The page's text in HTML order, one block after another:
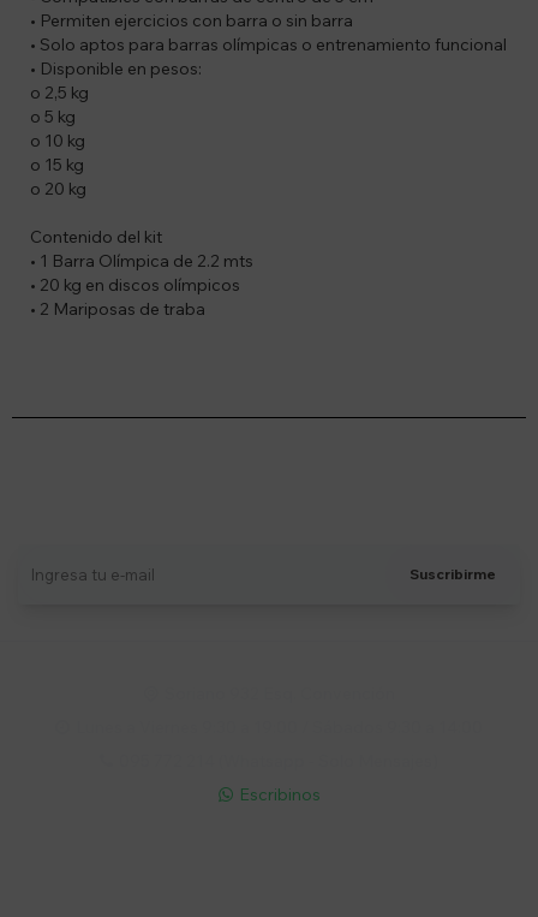
• Permiten ejercicios con barra o sin barra
• Solo aptos para barras olímpicas o entrenamiento funcional
• Disponible en pesos:
o 2,5 kg
o 5 kg
o 10 kg
o 15 kg
o 20 kg
Contenido del kit
• 1 Barra Olímpica de 2.2 mts
• 20 kg en discos olímpicos
• 2 Mariposas de traba
Suscribirme
 Escribinos